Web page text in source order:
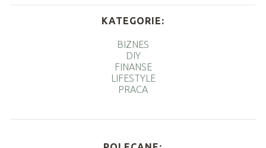
KATEGORIE:
BIZNES
DIY
FINANSE
LIFESTYLE
PRACA